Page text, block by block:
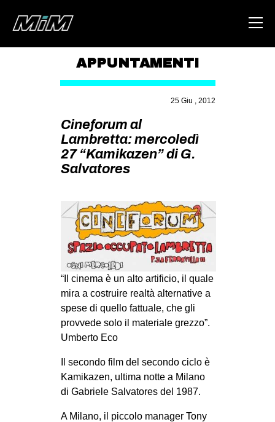
AREA
DEGENERAZIONE
GAZA FREESTYLE
MSM
STUDENTI TSUNAMI
ZAM
MILANO
MOBILITAZIONI
SPAZI
AMBIENTE
ANTIFASCISMO
APPUNTAMENTI
25 Giu , 2012
Cineforum al
Lambretta: mercoledì
27 “Kamikazen” di G.
Salvatores
“Il cinema è un alto artificio, il quale
mira a costruire realtà alternative a
spese di quello fattuale, che gli
provvede solo il materiale grezzo”.
Umberto Eco
Il secondo film del secondo ciclo è
Kamikazen, ultima notte a Milano
di Gabriele Salvatores del 1987.
A Milano, il piccolo manager Tony